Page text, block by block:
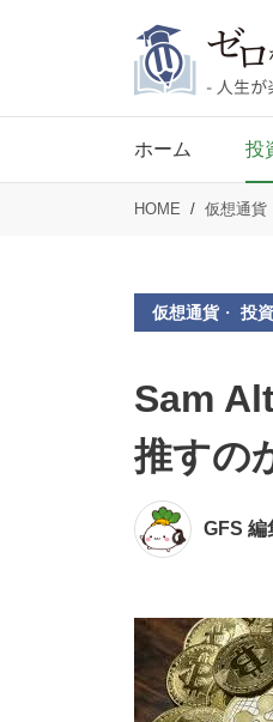
ホーム 投
HOME 仮想通貨
仮想通貨 ・ 投
Sam
推すの
GFS 編